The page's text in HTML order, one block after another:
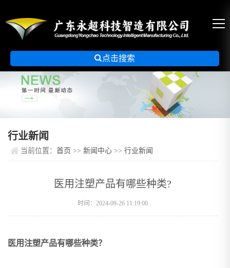
 点击搜索
行业新闻
当前位置：首页 >>新闻中心 >>行业新闻
医用注塑产品有哪些种类?
时间：2024-09-26 11:19:00
医用注塑产品有哪些种类？